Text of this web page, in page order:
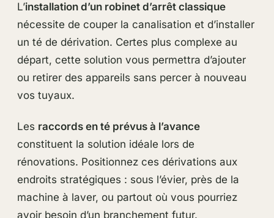
L’installation d’un robinet d’arrêt classique
nécessite de couper la canalisation et d’installer
un té de dérivation. Certes plus complexe au
départ, cette solution vous permettra d’ajouter
ou retirer des appareils sans percer à nouveau
vos tuyaux.
Les raccords en té prévus à l’avance
constituent la solution idéale lors de
rénovations. Positionnez ces dérivations aux
endroits stratégiques : sous l’évier, près de la
machine à laver, ou partout où vous pourriez
avoir besoin d’un branchement futur.